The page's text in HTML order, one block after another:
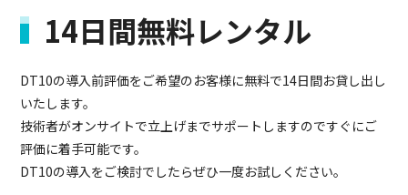
14日間無料レンタル
DT10の導入前評価をご希望のお客様に無料で14日間お貸し出し
いたします。
技術者がオンサイトで立上げまでサポートしますのですぐにご
評価に着手可能です。
DT10の導入をご検討でしたらぜひ一度お試しください。